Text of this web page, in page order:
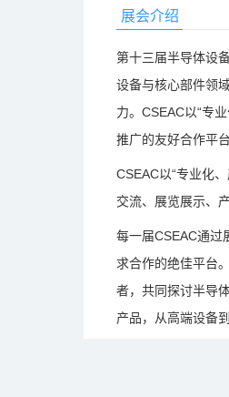
展会介绍
第十三届半导体设
设备与核心部件领
力。CSEAC以“专
推广的友好合作平台
CSEAC以“专业化
交流、展览展示、
每一届CSEAC通过
求合作的绝佳平台
者，共同探讨半导
产品，从高端设备